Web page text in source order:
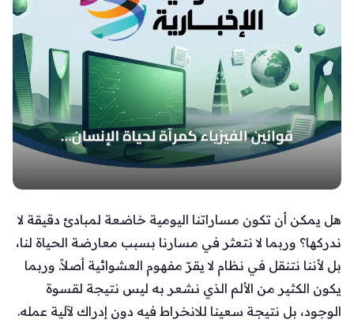
هل يمكن أن تكون مساراتنا اليومية خاضعة لمبادئ دقيقة لا
ندركها؟ وربما لا نتعثر في مسارنا بسبب معارضة الحياة لنا،
بل لأننا نتنقل في نظام لا يقرّ مفهوم العشوائية أصلاً. وربما
يكون الكثير من الألم الذي نشعر به ليس نتيجة لقسوة
الوجود، بل نتيجة سعينا للانخراط فيه دون إدراك لآلية عمله.